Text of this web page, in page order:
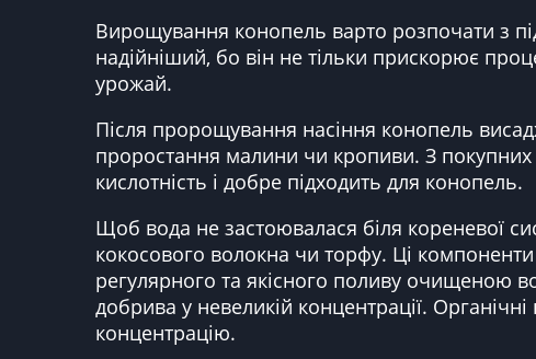
Вирощування конопель варто розпочати з
надійніший, бо він не тільки прискорює
урожай.
Після пророщування насіння конопель
проростання малини чи кропиви. З
кислотність і добре підходить для конопель.
Щоб вода не застоювалася біля кореневої
кокосового волокна чи торфу. Ці
регулярного та якісного поливу очищеною
добрива у невеликій концентрації.
концентрацію.